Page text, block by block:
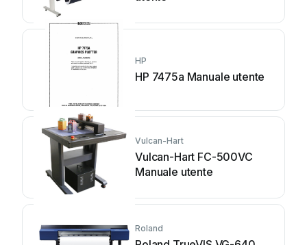
HP
HP 7475a Manuale utente
Vulcan-Hart
Vulcan-Hart FC-500VC
Manuale utente
Roland